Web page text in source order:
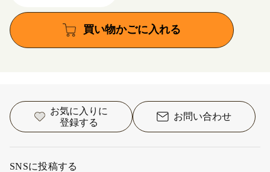
買い物かごに入れる
お気に入りに
登録する
お問い合わせ
SNSに投稿する